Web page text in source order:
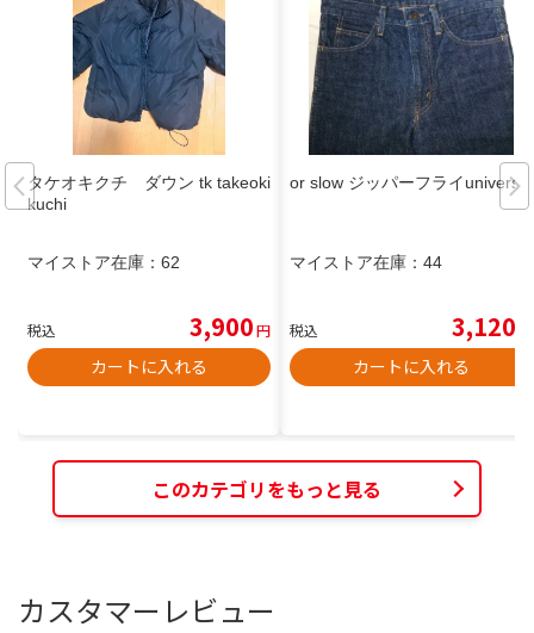
タケオキクチ ダウン tk takeoki
kuchi
マイストア在庫： 62
税込 3,900円
カートに入れる
or slow ジッパーフライuniversal
マイストア在庫： 44
税込 3,120
カートに入れる
このカテゴリをもっと見る
カスタマーレビュー